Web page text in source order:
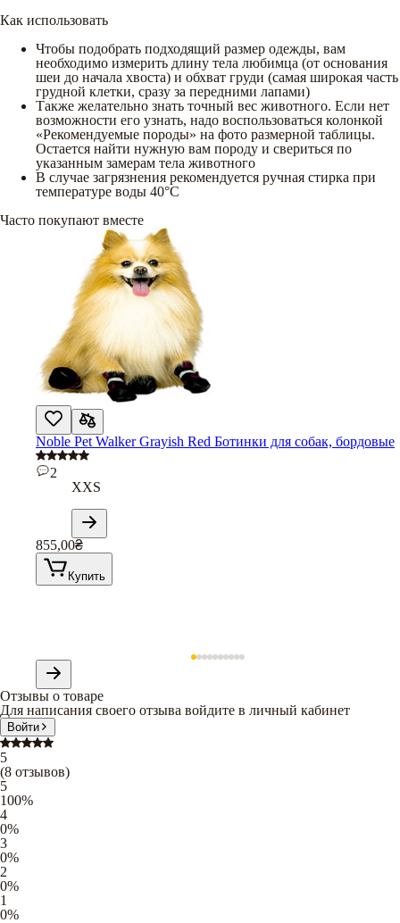
Как использовать
Чтобы подобрать подходящий размер одежды, вам
необходимо измерить длину тела любимца (от основания
шеи до начала хвоста) и обхват груди (самая широкая часть
грудной клетки, сразу за передними лапами)
Также желательно знать точный вес животного. Если нет
возможности его узнать, надо воспользоваться колонкой
«Рекомендуемые породы» на фото размерной таблицы.
Остается найти нужную вам породу и свериться по
указанным замерам тела животного
В случае загрязнения рекомендуется ручная стирка при
температуре воды 40°C
Часто покупают вместе
Noble Pet Walker Grayish Red Ботинки для собак, бордовые
2
XXS
855,00₴
Купить
Отзывы о товаре
Для написания своего отзыва войдите в личный кабинет
Войти
5
(8 отзывов)
5
100%
4
0%
3
0%
2
0%
1
0%